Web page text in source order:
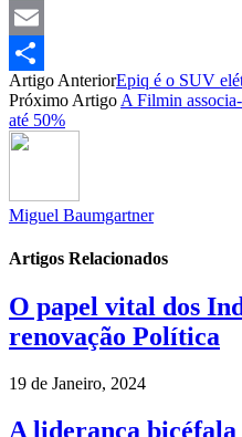
WhatsApp
Email
Partilhar
Artigo AnteriorEpiq é o SUV
Próximo Artigo A Filmin
até 50%
Miguel Baumgartner
Artigos Relacionados
O papel vital dos
renovação Política
19 de Janeiro, 2024
A liderança bicéfala